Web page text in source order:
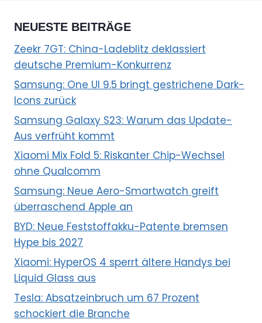
NEUESTE BEITRÄGE
Zeekr 7GT: China-Ladeblitz deklassiert
deutsche Premium-Konkurrenz
Samsung: One UI 9.5 bringt gestrichene Dark-
Icons zurück
Samsung Galaxy S23: Warum das Update-
Aus verfrüht kommt
Xiaomi Mix Fold 5: Riskanter Chip-Wechsel
ohne Qualcomm
Samsung: Neue Aero-Smartwatch greift
überraschend Apple an
BYD: Neue Feststoffakku-Patente bremsen
Hype bis 2027
Xiaomi: HyperOS 4 sperrt ältere Handys bei
Liquid Glass aus
Tesla: Absatzeinbruch um 67 Prozent
schockiert die Branche